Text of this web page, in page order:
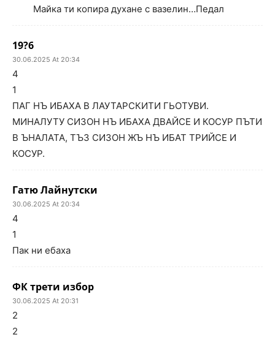
Майка ти копира духане с вазелин…Педал
19?6
30.06.2025 At 20:34
4
1
ПАГ НЪ ИБАХА В ЛАУТАРСКИТИ ГЬОТУВИ.
МИНАЛУТУ СИЗОН НЪ ИБАХА ДВАЙСЕ И КОСУР ПЪТИ
В ЪНАЛАТА, ТЪЗ СИЗОН ЖЪ НЪ ИБАТ ТРИЙСЕ И
КОСУР.
Гатю Лайнутски
30.06.2025 At 20:34
4
1
Пак ни ебаха
ФК трети избор
30.06.2025 At 20:31
2
2